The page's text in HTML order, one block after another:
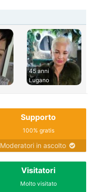
45 anni
Lugano
Supporto
100% gratis
Moderatori in ascolto
Visitatori
Molto visitato